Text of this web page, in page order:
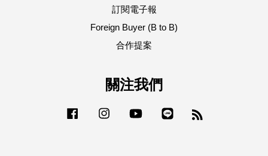
訂閱電子報
Foreign Buyer (B to B)
合作提案
關注我們
Facebook Instagram YouTube